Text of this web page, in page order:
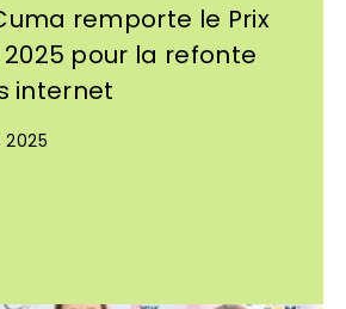
remporte le Prix
pour la refonte
internet
2025